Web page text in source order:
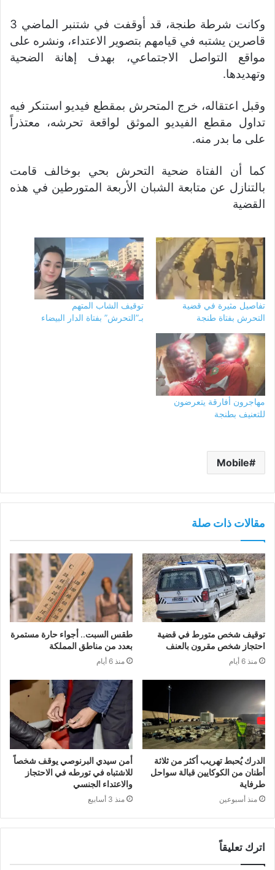
وكانت شرطة طنجة، قد أوقفت في شتنبر الماضي 3
قاصرين يشتبه في قيامهم بتصوير الاعتداء، ونشره على
مواقع التواصل الاجتماعي، بهدف إهانة الضحية
وتهديدها.
وقبل اعتقاله، خرج المتحرش بمقطع فيديو استنكر فيه
تداول مقطع الفيديو الموثق لواقعة تحرشه، معتذراً
على ما بدر منه.
كما أن الفتاة ضحية التحرش بحي بوخالف قامت
بالتنازل عن متابعة الشبان الأربعة المتورطين في هذه
القضية
تفاصيل مثيرة في قضية
التحرش بفتاة طنجة
توقيف الشاب المتهم
بـ”التحرش” بفتاة الدار البيضاء
مهاجرون أفارقة يتعرضون
للتعنيف بطنجة
Mobile
مقالات ذات صلة
توقيف شخص متورط في قضية
احتجاز شخص مقرون بالعنف
منذ 6 أيام
طقس السبت.. أجواء حارة مستمرة
بعدد من مناطق المملكة
منذ 6 أيام
الدرك يُحبط تهريب أكثر من ثلاثة
أطنان من الكوكايين قبالة سواحل
طرفاية
منذ أسبوعين
أمن سيدي البرنوصي يوقف شخصاً
للاشتباه في تورطه في الاحتجاز
والاعتداء الجنسي
منذ 3 أسابيع
اترك تعليقاً